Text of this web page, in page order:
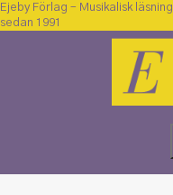
Ejeby Förlag – Musikalisk läsning
sedan 1991